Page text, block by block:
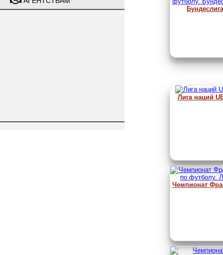
Бундеслига
Лига наций
Чемпионат